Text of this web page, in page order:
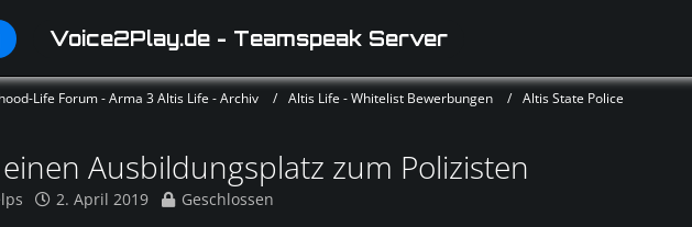
Voice2Play.de - Teamspeak Server
Life Forum - Arma 3 Altis Life - Archiv Altis Life - Whitelist Bewerbungen Altis State Police
Ausbildungsplatz zum Polizisten
2. April 2019 Geschlossen